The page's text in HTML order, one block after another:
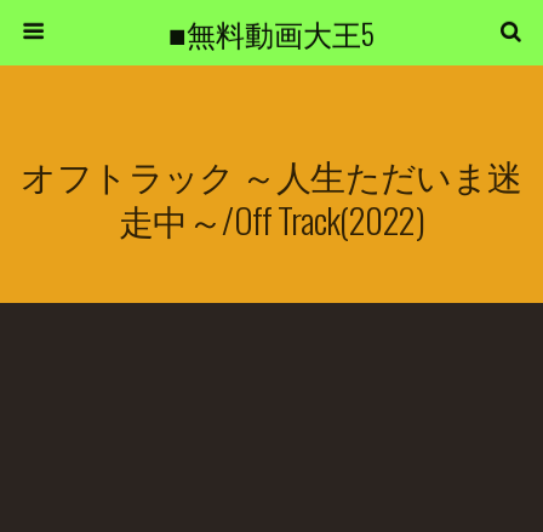
■無料動画大王5
オフトラック ～人生ただいま迷
走中～/Off Track(2022)